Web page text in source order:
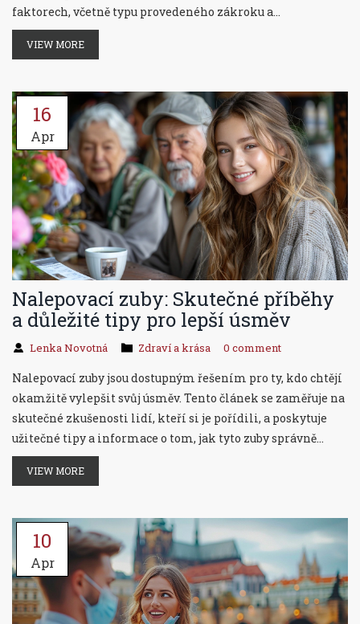
faktorech, včetně typu provedeného zákroku a
individuálních zdravotních okolností. Tento článek
poskytuje ucelený pohled na to, co můžete očekávat během
komplikací.
VIEW MORE
16
Apr
Nalepovací zuby: Skutečné příběhy
a důležité tipy pro lepší úsměv
Lenka Novotná Zdraví a krása 0 comment
Nalepovací zuby jsou dostupným řešením pro ty, kdo chtějí
okamžitě vylepšit svůj úsměv. Tento článek se zaměřuje na
skutečné zkušenosti lidí, kteří si je pořídili, a poskytuje
užitečné tipy a informace o tom, jak tyto zuby správně
používat a udržovat. Odhalte výhody a možné nevýhody
nalepovacích zubů přímo od těch, kdo si je vyzkoušeli.
VIEW MORE
10
Apr